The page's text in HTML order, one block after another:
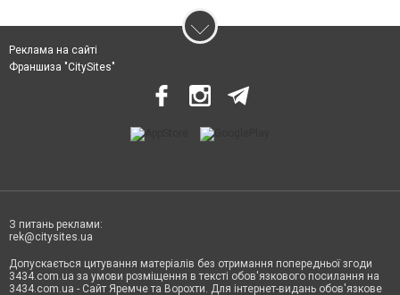
Реклама на сайті
Франшиза "CitySites"
З питань реклами:
rek@citysites.ua
Допускається цитування матеріалів без отримання попередньої згоди
3434.com.ua за умови розміщення в тексті обов'язкового посилання на
3434.com.ua - Сайт Яремче та Ворохти. Для інтернет-видань обов'язкове